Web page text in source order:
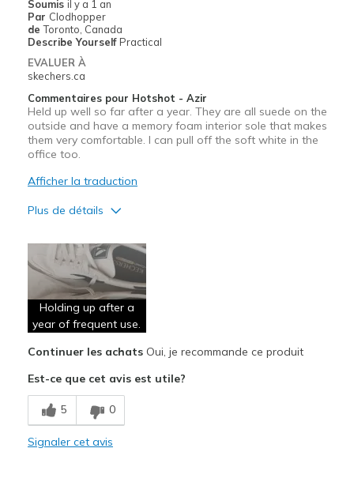
Soumis il y a 1 an
Par Clodhopper
de Toronto, Canada
Describe Yourself Practical
EVALUER À
skechers.ca
Commentaires pour Hotshot - Azir
Held up well so far after a year. They are all suede on the
outside and have a memory foam interior sole that makes
them very comfortable. I can pull off the soft white in the
office too.
Afficher la traduction
Plus de détails
Attractive Design
Breathe Well
Comfortable
Durable
Stylish
Le contre
plastic tongue and inside back of heel
Holding up after a
year of frequent use.
Continuer les achatsOui, je recommande ce produit
Est-ce que cet avis est utile?
5 0
Signaler cet avis